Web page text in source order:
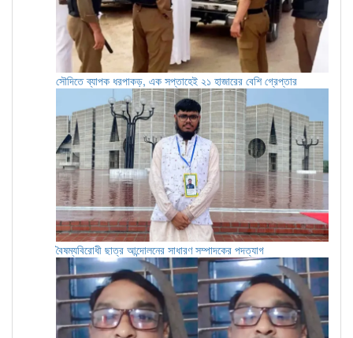
সৌদিতে ব্যাপক ধরপাকড়, এক সপ্তাহেই ২১ হাজারের বেশি গ্রেপ্তার
বৈষম্যবিরোধী ছাত্র আন্দোলনের সাধারণ সম্পাদকের পদত্যাগ